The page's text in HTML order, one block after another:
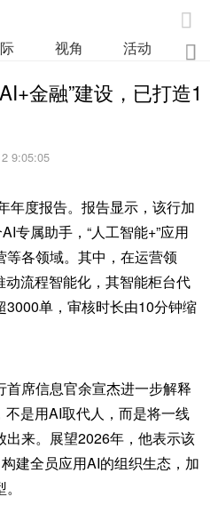

视角 活动 业

金融”建设，已打造1
9:05:05
年度报告。报告显示，该行加
专属助手，“人工智能+”应用
各领域。其中，在运营领
流程智能化，其智能柜台代
单，审核时长由10分钟缩
席信息官余宣杰进一步解释
是用AI取代人，而是将一线
出来。展望2026年，他表示该
建全员应用AI的组织生态，加